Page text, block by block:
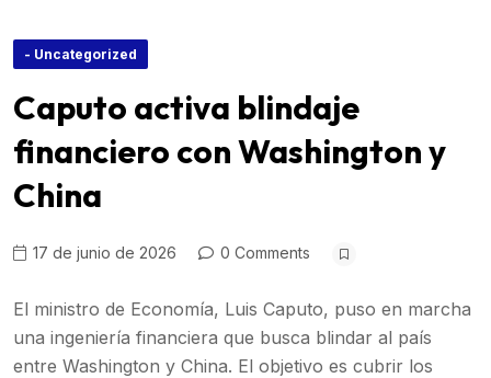
- Uncategorized
Caputo activa blindaje
financiero con Washington y
China
17 de junio de 2026 0 Comments
El ministro de Economía, Luis Caputo, puso en marcha
una ingeniería financiera que busca blindar al país
entre Washington y China. El objetivo es cubrir los